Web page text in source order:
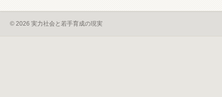
© 2026 実力社会と若手育成の現実